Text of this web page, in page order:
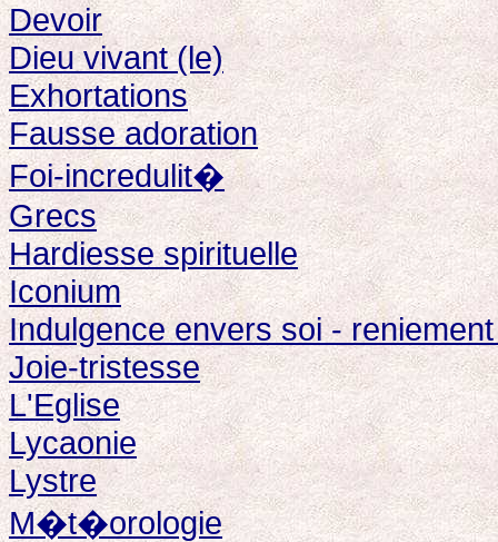
Devoir
Dieu vivant (le)
Exhortations
Fausse adoration
Foi-incredulit�
Grecs
Hardiesse spirituelle
Iconium
Indulgence envers soi -
Joie-tristesse
L'Eglise
Lycaonie
Lystre
M�t�orologie